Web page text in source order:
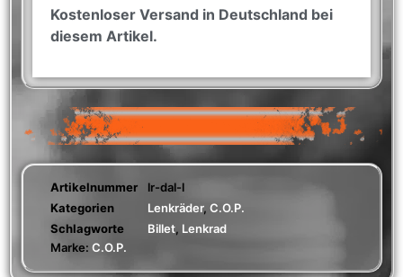
Kostenloser Versand in Deutschland bei
diesem Artikel.
Artikelnummer
lr-dal-l
Kategorien
Lenkräder, C.O.P.
Schlagworte
Billet, Lenkrad
Marke: C.O.P.